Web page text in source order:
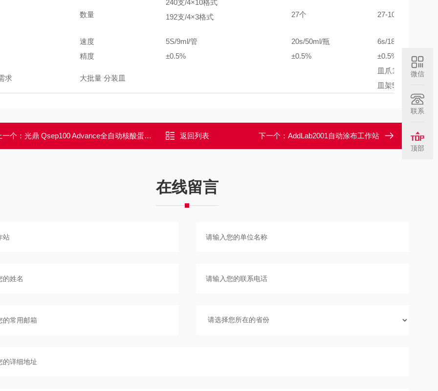
数量
240支/4×10格式
192支/4×3格式
27个 27-100个
速度 5S/9ml/管 20s/50ml/瓶
6s/18ml/皿
精度
±0.5% ±0.5% ±0.5%
求 大批量 分装皿
皿爪1个
皿架5个
一个： 光鼎 Qsep100 Advance全自动核酸蛋白分析系统 返回列表 下一个： AddLab2001自动涂布工作站
在线留言
微信
联系
顶部